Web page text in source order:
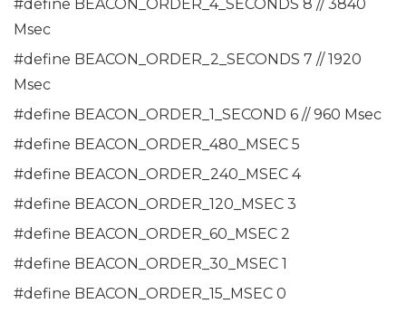
#define BEACON_ORDER_4_SECONDS 8 // 3840
Msec
#define BEACON_ORDER_2_SECONDS 7 // 1920
Msec
#define BEACON_ORDER_1_SECOND 6 // 960 Msec
#define BEACON_ORDER_480_MSEC 5
#define BEACON_ORDER_240_MSEC 4
#define BEACON_ORDER_120_MSEC 3
#define BEACON_ORDER_60_MSEC 2
#define BEACON_ORDER_30_MSEC 1
#define BEACON_ORDER_15_MSEC 0